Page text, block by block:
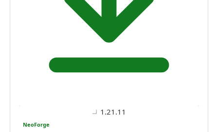
1.21.11
NeoForge